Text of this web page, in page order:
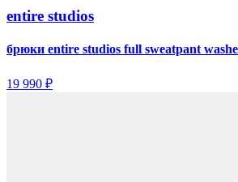
entire studios
брюки entire studios full sweatpant
19 990 ₽